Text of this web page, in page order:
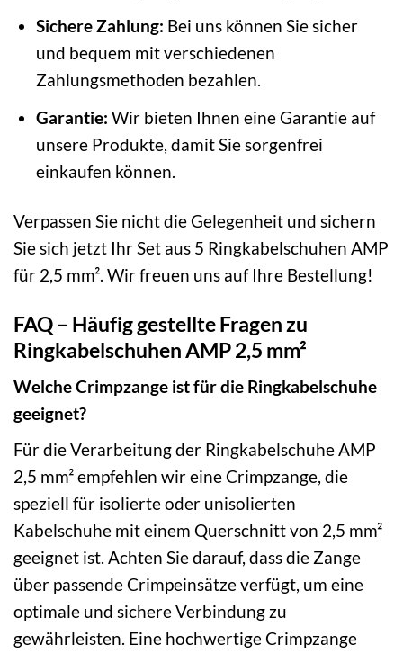
Sichere Zahlung: Bei uns können Sie sicher
und bequem mit verschiedenen
Zahlungsmethoden bezahlen.
Garantie: Wir bieten Ihnen eine Garantie auf
unsere Produkte, damit Sie sorgenfrei
einkaufen können.
Verpassen Sie nicht die Gelegenheit und sichern
Sie sich jetzt Ihr Set aus 5 Ringkabelschuhen AMP
für 2,5 mm². Wir freuen uns auf Ihre Bestellung!
FAQ – Häufig gestellte Fragen zu
Ringkabelschuhen AMP 2,5 mm²
Welche Crimpzange ist für die Ringkabelschuhe
geeignet?
Für die Verarbeitung der Ringkabelschuhe AMP
2,5 mm² empfehlen wir eine Crimpzange, die
speziell für isolierte oder unisolierten
Kabelschuhe mit einem Querschnitt von 2,5 mm²
geeignet ist. Achten Sie darauf, dass die Zange
über passende Crimpeinsätze verfügt, um eine
optimale und sichere Verbindung zu
gewährleisten. Eine hochwertige Crimpzange